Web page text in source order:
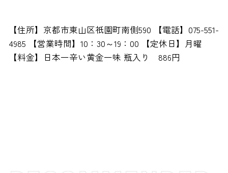
【住所】京都市東山区祇園町南側590 【電話】075-551-
4985 【営業時間】10：30～19：00 【定休日】月曜
【料金】日本一辛い黄金一味 瓶入り 886円